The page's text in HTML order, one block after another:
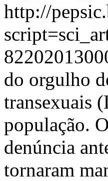
http://
do orgulho
transexuais
população.
denúncia
tornaram